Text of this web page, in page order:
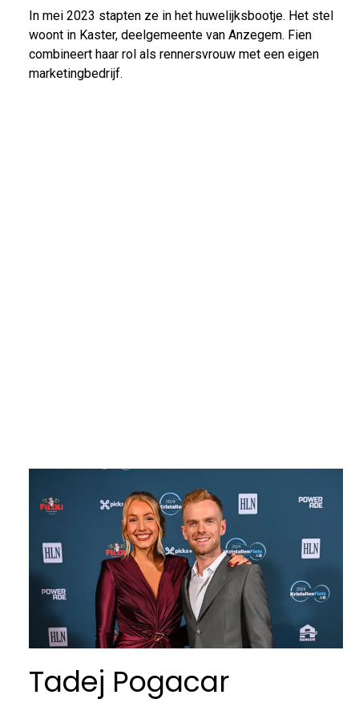
In mei 2023 stapten ze in het huwelijksbootje. Het stel
woont in Kaster, deelgemeente van Anzegem. Fien
combineert haar rol als rennersvrouw met een eigen
marketingbedrijf.
Tadej Pogacar